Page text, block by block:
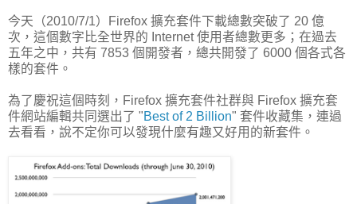
今天（2010/7/1）Firefox 擴充套件下載總數突破了 20 億
次，這個數字比全世界的 Internet 使用者總數更多；在過去
五年之中，共有 7853 個開發者，總共開發了 6000 個各式各
樣的套件。
為了慶祝這個時刻，Firefox 擴充套件社群與 Firefox 擴充套
件網站編輯共同選出了 "Best of 2 Billion" 套件收藏集，連過
去看看，說不定你可以發現什麼有趣又好用的新套件。